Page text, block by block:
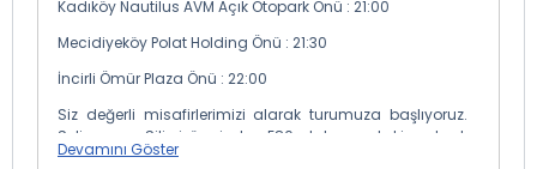
Kadıköy Nautilus AVM Açık Otopark Önü : 21:00
Mecidiyeköy Polat Holding Önü : 21:30
İncirli Ömür Plaza Önü : 22:00
Siz değerli misafirlerimizi alarak turumuza başlıyoruz.
Selimpaşa, Silivri üzerinden E80 otobanını takip ederek
Kapıkule sınır kapısına varıyoruz. Burada yapacağımız
Devamını Göster